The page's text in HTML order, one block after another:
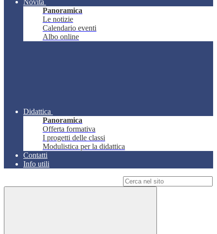
Novità
Panoramica
Le notizie
Calendario eventi
Albo online
Didattica
Panoramica
Offerta formativa
I progetti delle classi
Modulistica per la didattica
Contatti
Info utili